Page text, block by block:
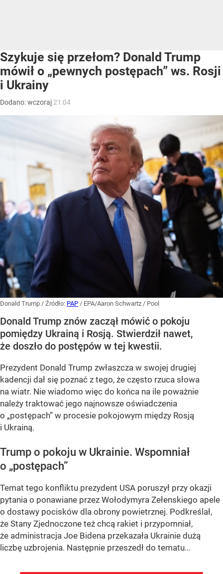
Szykuje się przełom? Donald Trump
mówił o „pewnych postępach” ws. Rosji
i Ukrainy
Dodano:wczoraj 21:04
Donald Trump / Źródło: PAP / EPA/Aaron Schwartz / Pool
Donald Trump znów zaczął mówić o pokoju
pomiędzy Ukrainą i Rosją. Stwierdził nawet,
że doszło do postępów w tej kwestii.
Prezydent Donald Trump zwłaszcza w swojej drugiej
kadencji dał się poznać z tego, że często rzuca słowa
na wiatr. Nie wiadomo więc do końca na ile poważnie
należy traktować jego najnowsze oświadczenia
o „postępach” w procesie pokojowym między Rosją
i Ukrainą.
Trump o pokoju w Ukrainie. Wspomniał
o „postępach”
Temat tego konfliktu prezydent USA poruszył przy okazji
pytania o ponawiane przez Wołodymyra Zełenskiego apele
o dostawy pocisków dla obrony powietrznej. Podkreślał,
że Stany Zjednoczone też chcą rakiet i przypomniał,
że administracja Joe Bidena przekazała Ukrainie dużą
liczbę uzbrojenia. Następnie przeszedł do tematu...